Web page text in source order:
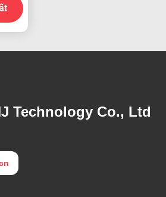
Technology Co., Ltd